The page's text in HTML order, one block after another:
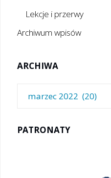
Lekcje i przerwy
Archiwum wpisów
ARCHIWA
PATRONATY